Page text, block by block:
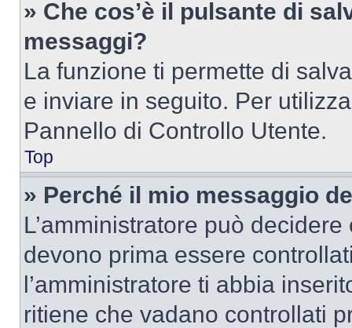
» Che cos’è il pulsante di
messaggi?
La funzione ti permette di
e inviare in seguito. Per
Pannello di Controllo Utente.
Top
» Perché il mio messaggio
L’amministratore può
devono prima essere
l’amministratore ti abbia
ritiene che vadano controllati